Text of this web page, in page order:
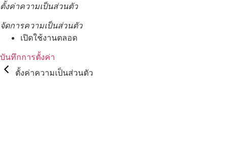
ตั้งค่าความเป็นส่วนตัว
จัดการความเป็นส่วนตัว
เปิดใช้งานตลอด
บันทึกการตั้งค่า
ตั้งค่าความเป็นส่วนตัว